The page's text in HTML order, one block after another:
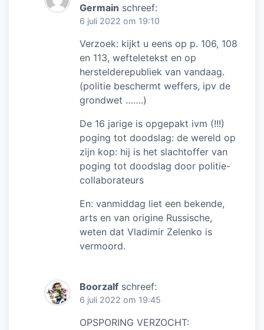
Germain schreef:
6 juli 2022 om 19:10
Verzoek: kijkt u eens op p. 106, 108
en 113, wefteletekst en op
herstelderepubliek van vandaag.
(politie beschermt weffers, ipv de
grondwet …….)
De 16 jarige is opgepakt ivm (!!!)
poging tot doodslag: de wereld op
zijn kop: hij is het slachtoffer van
poging tot doodslag door politie-
collaborateurs
En: vanmiddag liet een bekende,
arts en van origine Russische,
weten dat Vladimir Zelenko is
vermoord.
Boorzalf schreef:
6 juli 2022 om 19:45
OPSPORING VERZOCHT: